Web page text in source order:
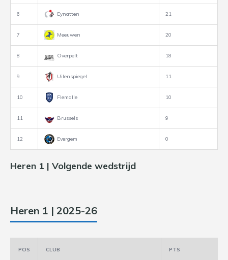
6 Eynatten 21
7 Meeuwen 20
8 Overpelt 18
9 Uilenspiegel 11
10 Flemalle 10
11 Brussels 9
12 Evergem 0
Heren 1 | Volgende wedstrijd
Heren 1 | 2025-26
POS CLUB PTS